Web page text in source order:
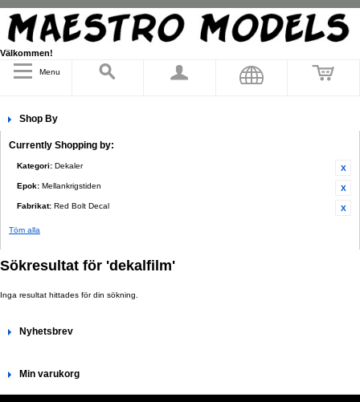
Välkommen!
Menu
Shop By
Currently Shopping by:
Kategori: Dekaler
Epok: Mellankrigstiden
Fabrikat: Red Bolt Decal
Töm alla
Sökresultat för 'dekalfilm'
Inga resultat hittades för din sökning.
Nyhetsbrev
Min varukorg